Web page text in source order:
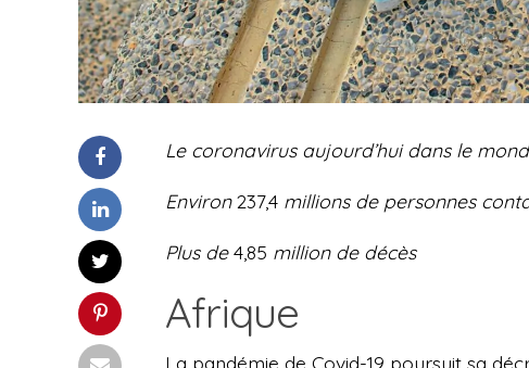
Le coronavirus aujourd’hui dans le
Environ237,4 millions de personnes
Plus de4,85 million de décès
Afrique
La pandémie de Covid-19 poursuit sa